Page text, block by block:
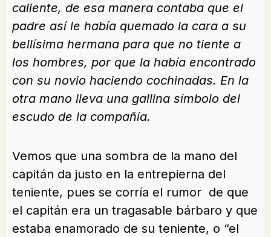
caliente, de esa manera contaba que el
padre así le había quemado la cara a su
bellísima hermana para que no tiente a
los hombres, por que la había encontrado
con su novio haciendo cochinadas. En la
otra mano lleva una gallina símbolo del
escudo de la compañía.
Vemos que una sombra de la mano del
capitán da justo en la entrepierna del
teniente, pues se corría el rumor de que
el capitán era un tragasable bárbaro y que
estaba enamorado de su teniente, o “el